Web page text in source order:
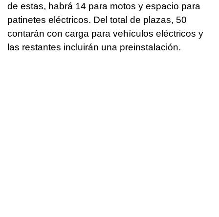
de estas, habrá 14 para motos y espacio para
patinetes eléctricos. Del total de plazas, 50
contarán con carga para vehículos eléctricos y
las restantes incluirán una preinstalación.